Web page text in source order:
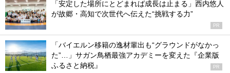
「安定した場所にとどまれば成長は止まる」西内悠人
が故郷・高知で次世代へ伝えた“挑戦する力”
PR
「バイエルン移籍の逸材輩出も“グラウンドがなかっ
た”…」サガン鳥栖最強アカデミーを変えた『企業版
ふるさと納税』
PR